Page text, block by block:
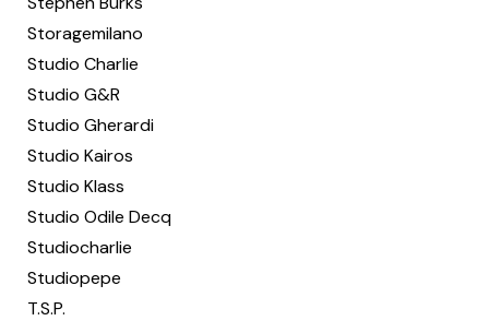
Storagemilano
Studio Charlie
Studio G&R
Studio Gherardi
Studio Kairos
Studio Klass
Studio Odile Decq
Studiocharlie
Studiopepe
T.S.P.